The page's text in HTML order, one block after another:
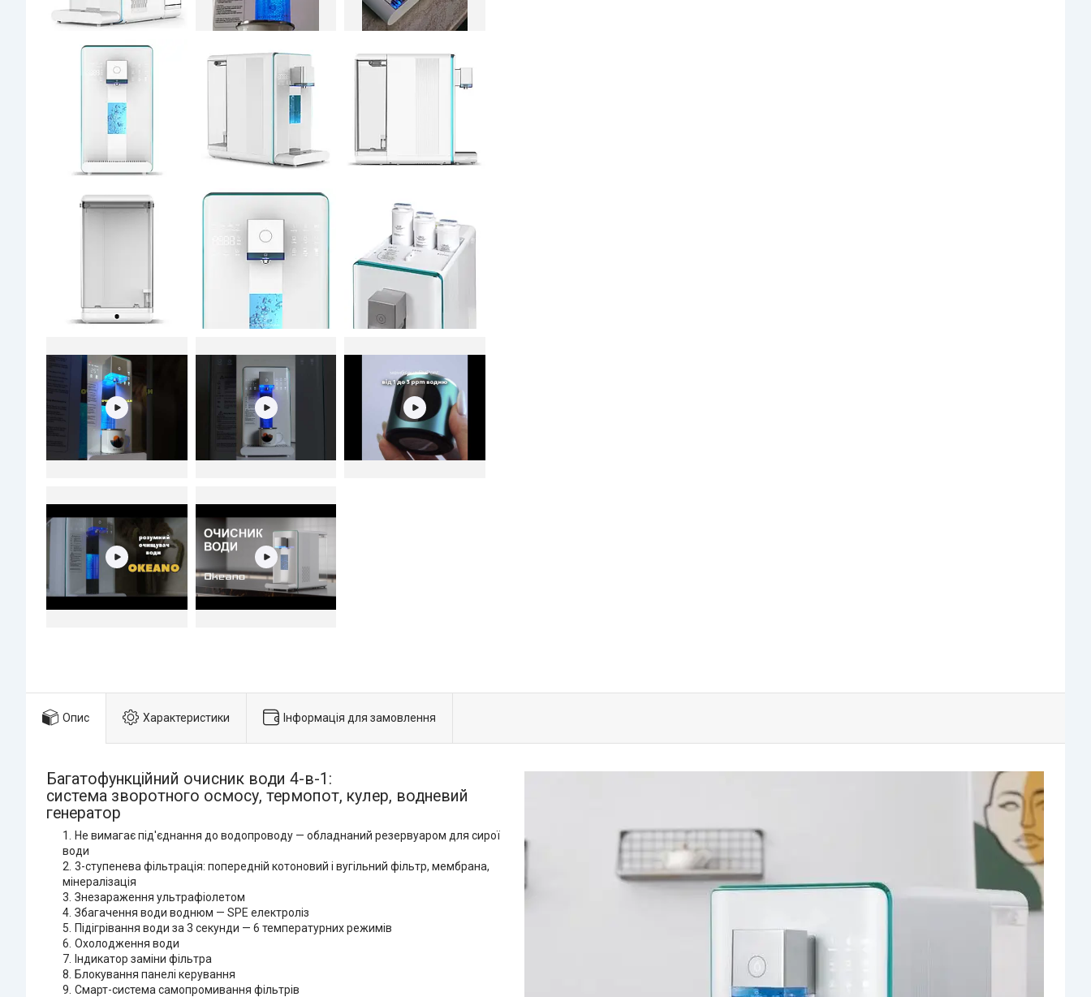
Опис Характеристики Інформація для замовлення
Багатофункційний очисник води 4-в-1:
система зворотного осмосу, термопот, кулер, водневий
генератор
Не вимагає під'єднання до водопроводу — обладнаний резервуаром для сирої
води
3-ступенева фільтрація: попередній котоновий і вугільний фільтр, мембрана,
мінералізація
Знезараження ультрафіолетом
Збагачення води воднюм — SPE електроліз
Підігрівання води за 3 секунди — 6 температурних режимів
Охолодження води
Індикатор заміни фільтра
Блокування панелі керування
Смарт-система самопромивання фільтрів